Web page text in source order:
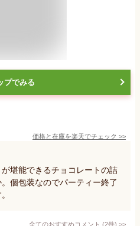
プでみる
価格と在庫を楽天でチェック >>
堪能できるチョコレートの詰
個包装なのでパーティー終了
全てのおすすめコメント (2件) >